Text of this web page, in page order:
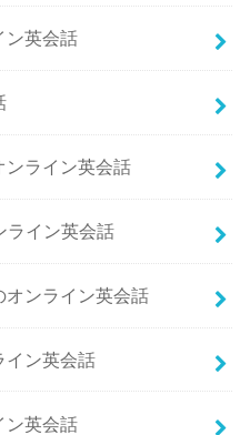
ン英会話
ンライン英会話
ライン英会話
オンライン英会話
イン英会話
ン英会話